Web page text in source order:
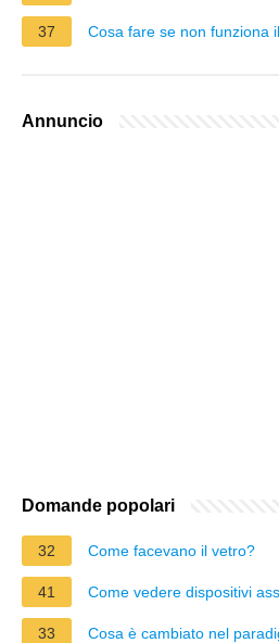
37 Cosa fare se non funziona
Annuncio
Domande popolari
32 Come facevano il vetro?
41 Come vedere dispositivi
33 Cosa è cambiato nel